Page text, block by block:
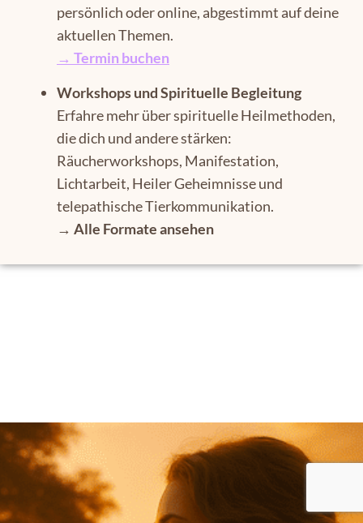
persönlich oder online, abgestimmt auf deine
aktuellen Themen.
→ Termin buchen
Workshops und Spirituelle Begleitung
Erfahre mehr über spirituelle Heilmethoden,
die dich und andere stärken:
Räucherworkshops, Manifestation,
Lichtarbeit, Heiler Geheimnisse und
telepathische Tierkommunikation.
→ Alle Formate ansehen